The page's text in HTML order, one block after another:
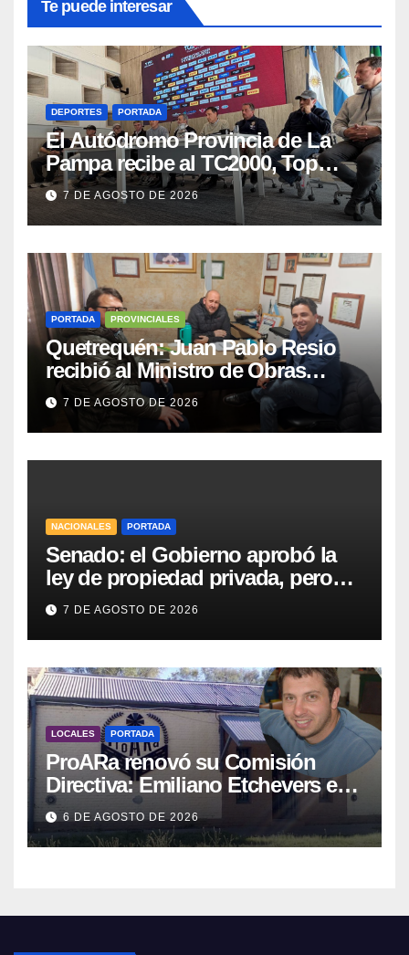
Te puede interesar
DEPORTES PORTADA
El Autódromo Provincia de La
Pampa recibe al TC2000, Top
Race y Fórmula Nacional este fin
de semana
7 DE AGOSTO DE 2026
PORTADA PROVINCIALES
Quetrequén: Juan Pablo Resio
recibió al Ministro de Obras
Públicas y al Presidente de
Vialidad para recorrer la ruta a
Villa Huidobro
7 DE AGOSTO DE 2026
NACIONALES PORTADA
Senado: el Gobierno aprobó la
ley de propiedad privada, pero
tuvo que quitar otro capítulo
7 DE AGOSTO DE 2026
LOCALES PORTADA
ProARa renovó su Comisión
Directiva: Emiliano Etchevers es
el nuevo Presidente de la entidad
6 DE AGOSTO DE 2026